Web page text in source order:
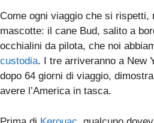
Come ogni viaggio che si rispetti,
mascotte: il cane Bud, salito a
occhialini da pilota, che noi
custodia. I tre arriveranno a New
dopo 64 giorni di viaggio,
avere l’America in tasca.